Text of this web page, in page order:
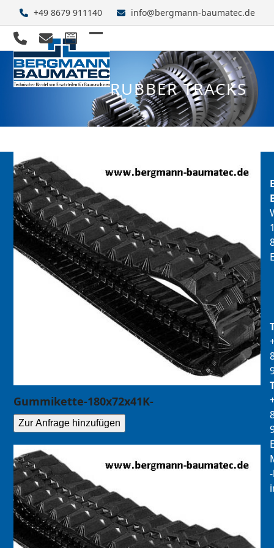
content
+49 8679 911140 info@bergmann-baumatec.de
Open
mobile
menu
Close
mobile
menuRUBBER TRACKS
Gummikette-180x72x41K-
Zur Anfrage hinzufügen